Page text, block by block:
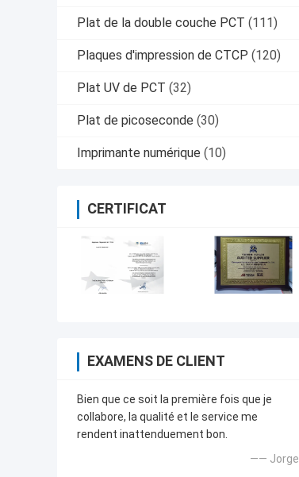
Plat de la double couche PCT (111)
Plaques d'impression de CTCP (120)
Plat UV de PCT (32)
Plat de picoseconde (30)
Imprimante numérique (10)
CERTIFICAT
EXAMENS DE CLIENT
Bien que ce soit la première fois que je
collabore, la qualité et le service me
rendent inattenduement bon.
—— Jorge